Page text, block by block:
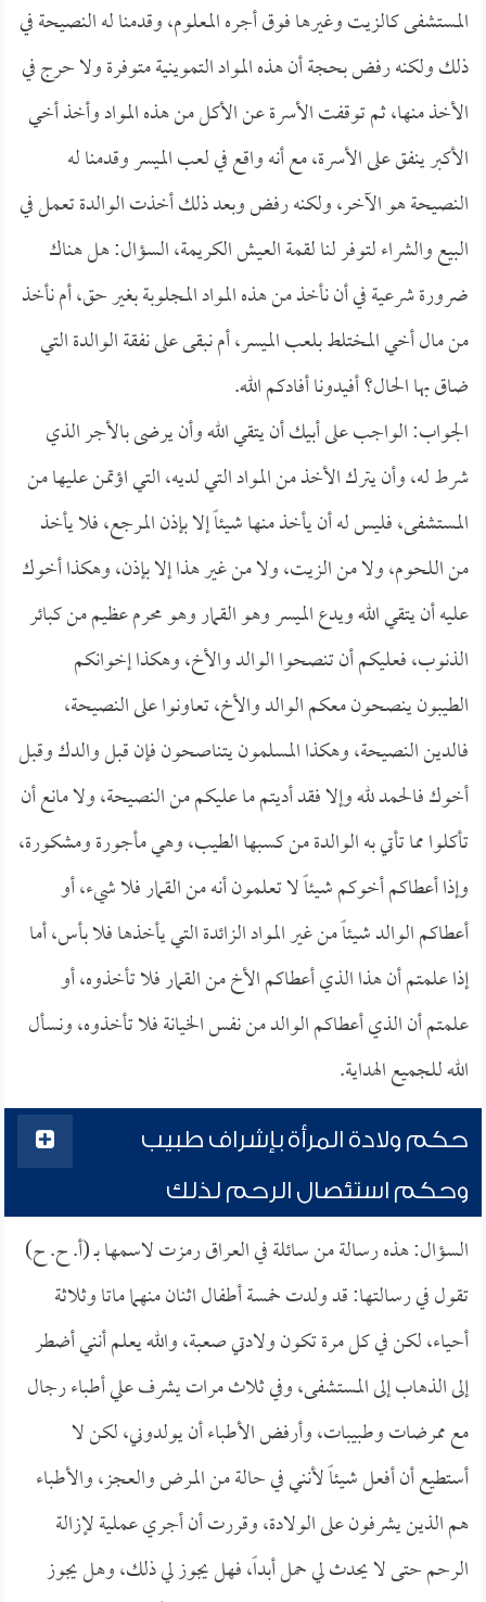
المستشفى كالزيت وغيرها فوق أجره المعلوم، وقدمنا له النصيحة في
ذلك ولكنه رفض بحجة أن هذه المواد التموينية متوفرة ولا حرج في
الأخذ منها، ثم توقفت الأسرة عن الأكل من هذه المواد وأخذ أخي
الأكبر ينفق على الأسرة، مع أنه واقع في لعب الميسر وقدمنا له
النصيحة هو الآخر، ولكنه رفض وبعد ذلك أخذت الوالدة تعمل في
البيع والشراء لتوفر لنا لقمة العيش الكريمة، السؤال: هل هناك
ضرورة شرعية في أن نأخذ من هذه المواد المجلوبة بغير حق، أم نأخذ
من مال أخي المختلط بلعب الميسر، أم نبقى على نفقة الوالدة التي
ضاق بها الحال؟ أفيدونا أفادكم الله.
الجواب: الواجب على أبيك أن يتقي الله وأن يرضى بالأجر الذي
شرط له، وأن يترك الأخذ من المواد التي لديه، التي اؤتمن عليها من
المستشفى، فليس له أن يأخذ منها شيئاً إلا بإذن المرجع، فلا يأخذ
من اللحوم، ولا من الزيت، ولا من غير هذا إلا بإذن، وهكذا أخوك
عليه أن يتقي الله ويدع الميسر وهو القمار وهو محرم عظيم من كبائر
الذنوب، فعليكم أن تنصحوا الوالد والأخ، وهكذا إخوانكم
الطيبون ينصحون معكم الوالد والأخ، تعاونوا على النصيحة،
فالدين النصيحة، وهكذا المسلمون يتناصحون فإن قبل والدك وقبل
أخوك فالحمد لله وإلا فقد أديتم ما عليكم من النصيحة، ولا مانع أن
تأكلوا مما تأتي به الوالدة من كسبها الطيب، وهي مأجورة ومشكورة،
وإذا أعطاكم أخوكم شيئاً لا تعلمون أنه من القمار فلا شيء، أو
أعطاكم الوالد شيئاً من غير المواد الزائدة التي يأخذها فلا بأس، أما
إذا علمتم أن هذا الذي أعطاكم الأخ من القمار فلا تأخذوه، أو
علمتم أن الذي أعطاكم الوالد من نفس الخيانة فلا تأخذوه، ونسأل
الله للجميع الهداية.
حكم ولادة المرأة بإشراف طبيب
وحكم استئصال الرحم لذلك
السؤال: هذه رسالة من سائلة في العراق رمزت لاسمها بـ (أ. ح. ح)
تقول في رسالتها: قد ولدت خمسة أطفال اثنان منهما ماتا وثلاثة
أحياء، لكن في كل مرة تكون ولادتي صعبة، والله يعلم أنني أضطر
إلى الذهاب إلى المستشفى، وفي ثلاث مرات يشرف علي أطباء رجال
مع ممرضات وطبيبات، وأرفض الأطباء أن يولدوني، لكن لا
أستطيع أن أفعل شيئاً لأنني في حالة من المرض والعجز، والأطباء
هم الذين يشرفون على الولادة، وقررت أن أجري عملية لإزالة
الرحم حتى لا يحدث لي حمل أبداً، فهل يجوز لي ذلك، وهل يجوز